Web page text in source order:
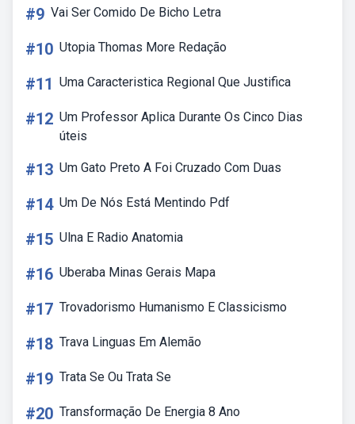
#9 Vai Ser Comido De Bicho Letra
#10 Utopia Thomas More Redação
#11 Uma Caracteristica Regional Que Justifica
#12 Um Professor Aplica Durante Os Cinco Dias
úteis
#13 Um Gato Preto A Foi Cruzado Com Duas
#14 Um De Nós Está Mentindo Pdf
#15 Ulna E Radio Anatomia
#16 Uberaba Minas Gerais Mapa
#17 Trovadorismo Humanismo E Classicismo
#18 Trava Linguas Em Alemão
#19 Trata Se Ou Trata Se
#20 Transformação De Energia 8 Ano